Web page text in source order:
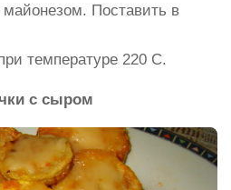
Поставить в
температуре 220 С.
с сыром